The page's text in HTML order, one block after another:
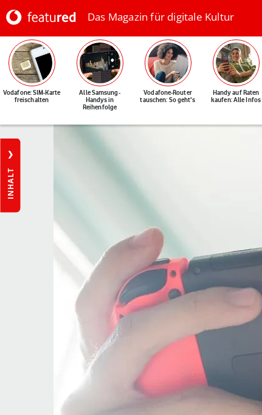
Das Magazin für digitale Kultur
Vodafone: SIM-Karte
freischalten
Alle Samsung-
Handys in
Reihenfolge
Vodafone-Router
tauschen: So geht's
Handy auf Raten
kaufen: Alle Infos
INHALT